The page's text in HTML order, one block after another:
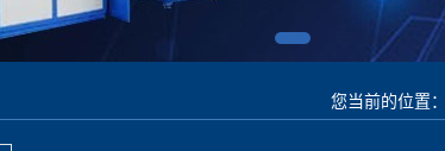
您当前的位置：